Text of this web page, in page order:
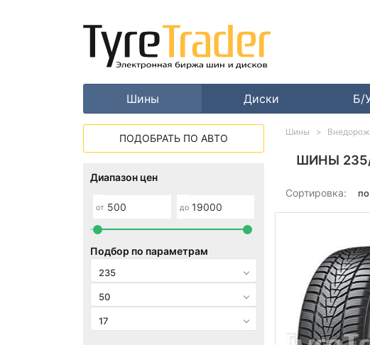
Шины Диски Б/
ШИНЫ
Сортировка:
Шины
ПОДОБРАТЬ ПО АВТО
Диапазон цен
от до
Подбор по параметрам
235
50
17